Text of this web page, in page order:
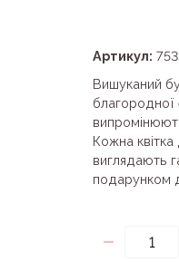
Артикул:
Вишуканий
благородної
Кожна
виглядають
подарунком
-